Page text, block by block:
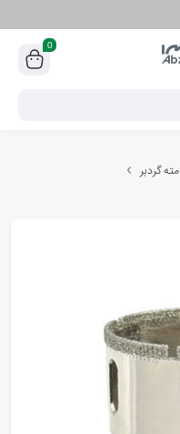
0
مته گردبر